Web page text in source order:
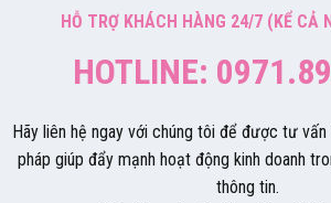
HỖ TRỢ KHÁCH HÀNG 24/7 (KỂ CẢ
HOTLINE:
Hãy liên hệ ngay với chúng tôi để được tư
pháp giúp đẩy mạnh hoạt động kinh doanh
thông tin.